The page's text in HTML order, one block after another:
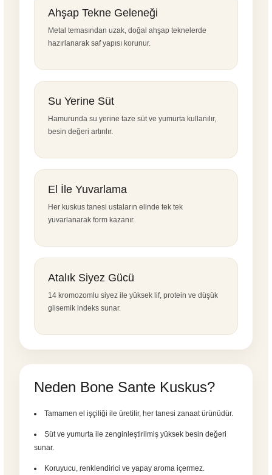
Ahşap Tekne Geleneği
Metal temasından uzak, doğal ahşap teknelerde
hazırlanarak saf yapısı korunur.
Su Yerine Süt
Hamurunda su yerine taze süt ve yumurta kullanılır,
besin değeri artırılır.
El İle Yuvarlama
Her kuskus tanesi ustaların elinde tek tek
yuvarlanarak form kazanır.
Atalık Siyez Gücü
14 kromozomlu siyez ile yüksek lif, protein ve düşük
glisemik indeks sunar.
Neden Bone Sante Kuskus?
Tamamen el işçiliği ile üretilir, her tanesi zanaat ürünüdür.
Süt ve yumurta ile zenginleştirilmiş yüksek besin değeri
sunar.
Koruyucu, renklendirici ve yapay aroma içermez.